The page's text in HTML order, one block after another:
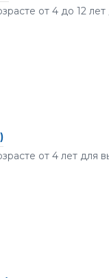
от 4 до 12
от 4 лет для